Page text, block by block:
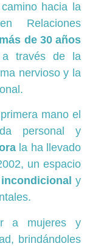
hacia la
Relaciones
más de 30 años
a través de la
nervioso y la
mano el
personal y
la ha llevado
un espacio
y
a mujeres y
brindándoles